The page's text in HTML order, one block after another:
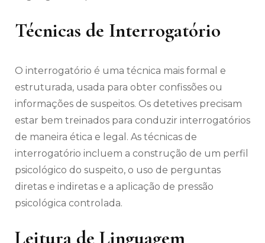
Técnicas de Interrogatório
O interrogatório é uma técnica mais formal e
estruturada, usada para obter confissões ou
informações de suspeitos. Os detetives precisam
estar bem treinados para conduzir interrogatórios
de maneira ética e legal. As técnicas de
interrogatório incluem a construção de um perfil
psicológico do suspeito, o uso de perguntas
diretas e indiretas e a aplicação de pressão
psicológica controlada.
Leitura de Linguagem